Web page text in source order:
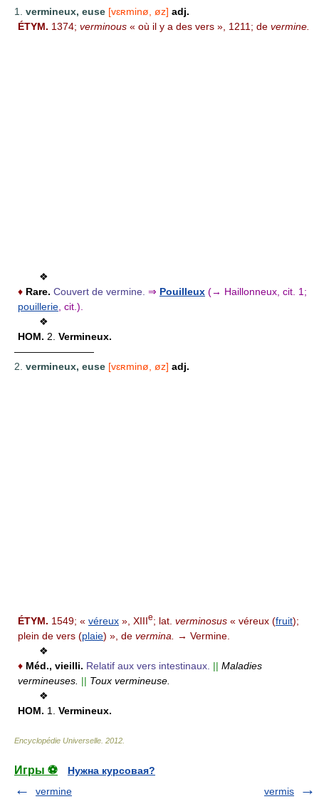
1. vermineux, euse [vɛʀminø, øz] adj.
ÉTYM. 1374; verminous « où il y a des vers », 1211; de vermine.
❖
♦ Rare. Couvert de vermine. ⇒ Pouilleux (→ Haillonneux, cit. 1;
pouillerie , cit.).
❖
HOM. 2. Vermineux.
————————
2. vermineux, euse [vɛʀminø, øz] adj.
ÉTYM. 1549; « véreux », XIIIe; lat. verminosus « véreux (fruit);
plein de vers (plaie) », de vermina.
→ Vermine.
❖
♦ Méd., vieilli. Relatif aux vers intestinaux. || Maladies
vermineuses. || Toux vermineuse.
❖
HOM. 1. Vermineux.
Encyclopédie Universelle 2012
Игры ⚽
Нужна курсовая?
vermine
vermis